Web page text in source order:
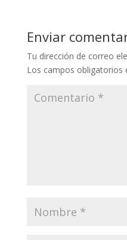
Enviar
Tu dirección de correo
Los campos obligatorios